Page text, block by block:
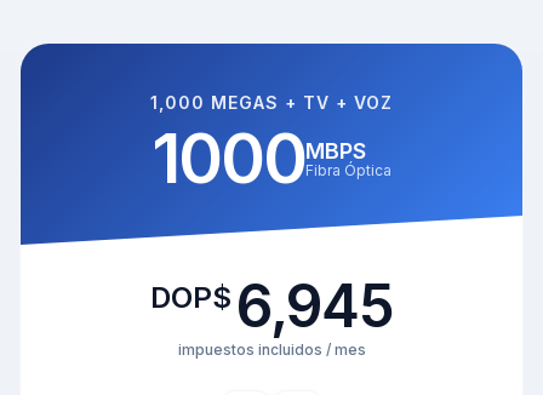
1,000 MEGAS + TV + VOZ
1000MBPS
Fibra Óptica
DOP$ 6,945
impuestos incluidos / mes